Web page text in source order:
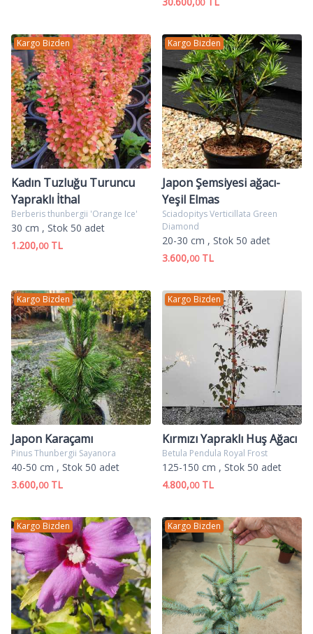
Kargo Bizden
Kadın Tuzluğu Turuncu
Yapraklı İthal
Berberis thunbergii 'Orange Ice'
30 cm , Stok 50 adet
1.200,00TL
Kargo Bizden
Japon Şemsiyesi ağacı-
Yeşil Elmas
Sciadopitys Verticillata Green
Diamond
20-30 cm , Stok 50 adet
3.600,00TL
Kargo Bizden
Japon Karaçamı
Pinus Thunbergii Sayanora
40-50 cm , Stok 50 adet
3.600,00TL
Kargo Bizden
Kırmızı Yapraklı Huş Ağacı
Betula Pendula Royal Frost
125-150 cm , Stok 50 adet
4.800,00TL
Kargo Bizden Kargo Bizden